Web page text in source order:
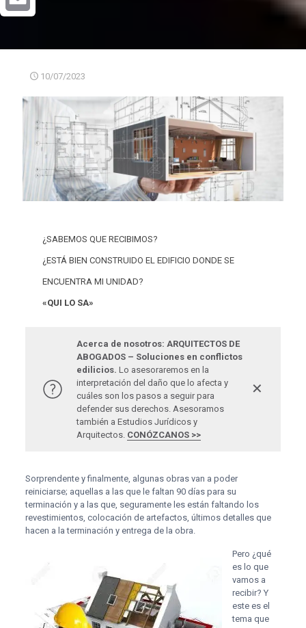
10/07/2023
¿SABEMOS QUE RECIBIMOS?
¿ESTÁ BIEN CONSTRUIDO EL EDIFICIO DONDE SE
ENCUENTRA MI UNIDAD?
«QUI LO SA»
Acerca de nosotros: ARQUITECTOS DE
ABOGADOS – Soluciones en conflictos
edilicios. Lo asesoraremos en la
interpretación del daño que lo afecta y
cuáles son los pasos a seguir para
defender sus derechos. Asesoramos
también a Estudios Jurídicos y
Arquitectos. CONÓZCANOS >>
✕
Sorprendente y finalmente, algunas obras van a poder
reiniciarse; aquellas a las que le faltan 90 días para su
terminación y a las que, seguramente les están faltando los
revestimientos, colocación de artefactos, últimos detalles que
hacen a la terminación y entrega de la obra.
Pero ¿qué
es lo que
vamos a
recibir? Y
este es el
tema que